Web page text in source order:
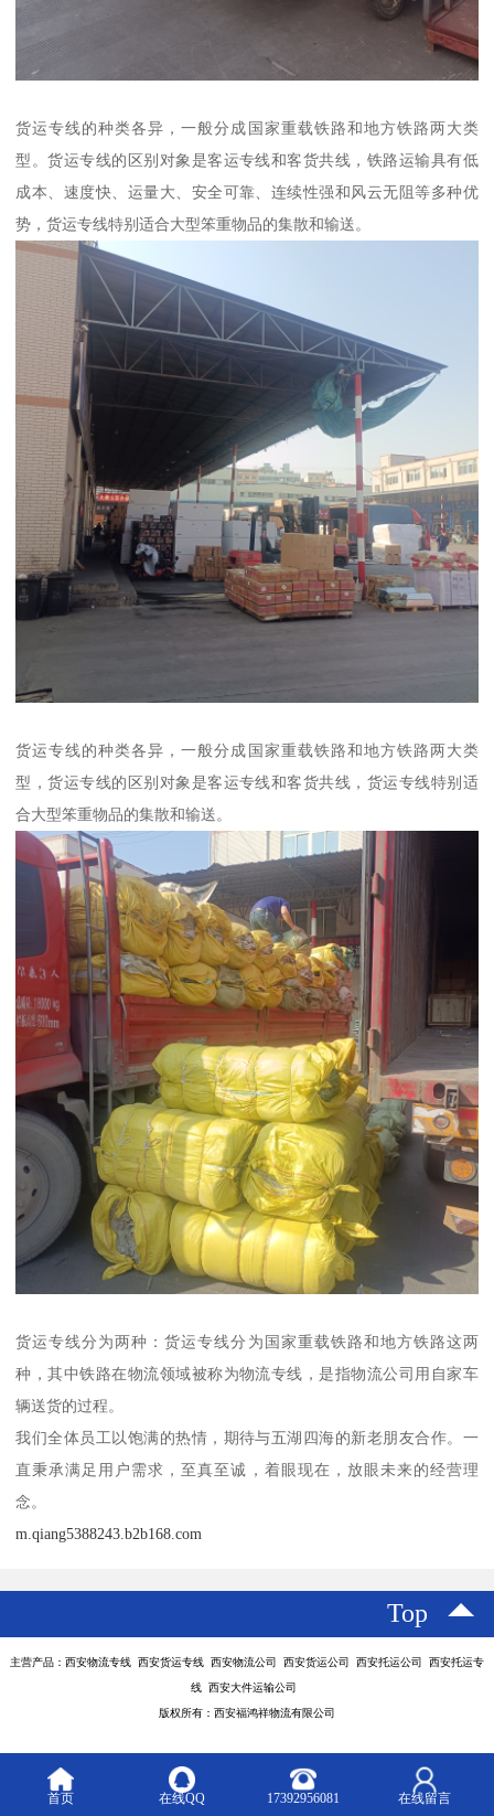
货运专线的种类各异，一般分成国家重载铁路和地方铁路两大类
型。货运专线的区别对象是客运专线和客货共线，铁路运输具有低
成本、速度快、运量大、安全可靠、连续性强和风云无阻等多种优
势，货运专线特别适合大型笨重物品的集散和输送。
货运专线的种类各异，一般分成国家重载铁路和地方铁路两大类
型，货运专线的区别对象是客运专线和客货共线，货运专线特别适
合大型笨重物品的集散和输送。
货运专线分为两种：货运专线分为国家重载铁路和地方铁路这两
种，其中铁路在物流领域被称为物流专线，是指物流公司用自家车
辆送货的过程。
我们全体员工以饱满的热情，期待与五湖四海的新老朋友合作。一
直秉承满足用户需求，至真至诚，着眼现在，放眼未来的经营理
念。
m.qiang5388243.b2b168.com
Top
主营产品：西安物流专线 西安货运专线 西安物流公司 西安货运公司 西安托运公司 西安托运专
线 西安大件运输公司
版权所有：西安福鸿祥物流有限公司
首页 在线QQ 17392956081 在线留言